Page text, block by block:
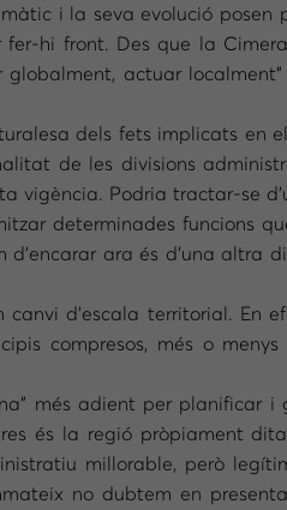
i la seva evolució
hi front. Des que la
globalment, actuar
dels fets implicats en
de les divisions
vigència. Podria tractar-se
determinades funcions
ara és d’una
d’escala territorial. En
compresos, més o
més adient per planificar
és la regió pròpiament
millorable, però
no dubtem en